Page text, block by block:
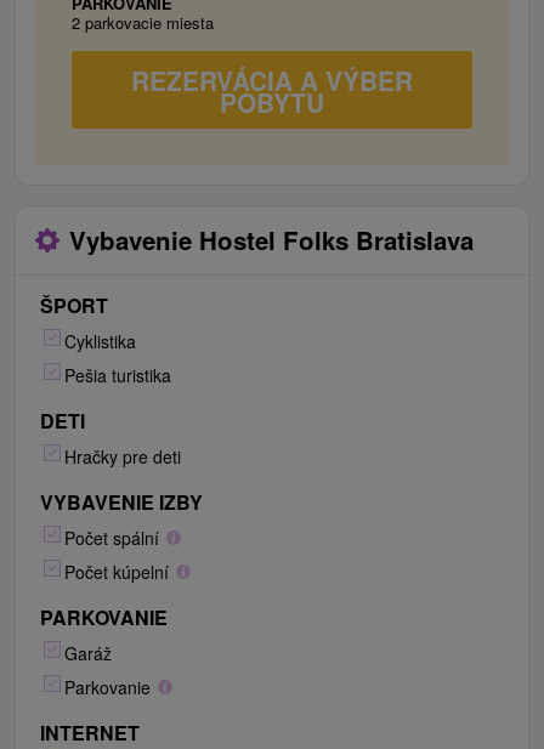
relax v lete sa postarajú jazerá Zlaté piesky,
Kuchajda a Vajnory alebo kúpaliská v Rači,
Krasňanoch, na Tehelnom poli a v Ružinove. V
zimnom období, v prípade priaznivých snehových
2 parkovacie miesta
REZERVÁCIA A VÝBER
POBYTU
Vybavenie Hostel Folks Bratislava
ŠPORT
Cyklistika
Pešia turistika
DETI
Hračky pre deti
VYBAVENIE IZBY
Počet spální
Počet kúpelní
PARKOVANIE
Garáž
Parkovanie
INTERNET